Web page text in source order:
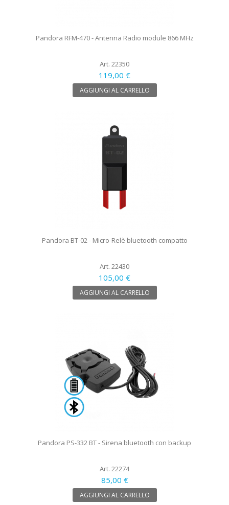
Pandora RFM-470 - Antenna Radio module 866 MHz
Art. 22350
119,00 €
AGGIUNGI AL CARRELLO
Pandora BT-02 - Micro-Relè bluetooth compatto
Art. 22430
105,00 €
AGGIUNGI AL CARRELLO
Pandora PS-332 BT - Sirena bluetooth con backup
Art. 22274
85,00 €
AGGIUNGI AL CARRELLO